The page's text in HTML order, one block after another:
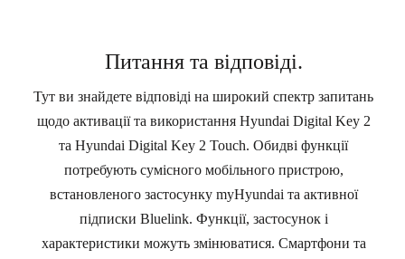
Питання та відповіді.
Тут ви знайдете відповіді на широкий спектр запитань
щодо активації та використання Hyundai Digital Key 2
та Hyundai Digital Key 2 Touch. Обидві функції
потребують сумісного мобільного пристрою,
встановленого застосунку myHyundai та активної
підписки Bluelink. Функції, застосунок і
характеристики можуть змінюватися. Смартфони та